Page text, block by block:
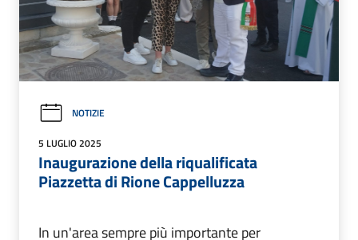
NOTIZIE
5 LUGLIO 2025
Inaugurazione della riqualificata
Piazzetta di Rione Cappelluzza
In un'area sempre più importante per